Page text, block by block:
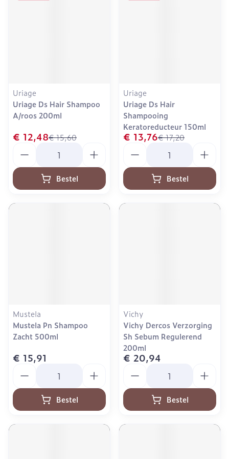
Uriage
Uriage Ds Hair Shampoo
A/roos 200ml
€ 15,60
€ 12,48
Bestel
Uriage
Uriage Ds Hair
Shampooing
Keratoreducteur 150ml
€ 17,20
€ 13,76
Bestel
Mustela
Mustela Pn Shampoo
Zacht 500ml
€ 15,91
Bestel
Vichy
Vichy Dercos Verzorging
Sh Sebum Regulerend
200ml
€ 20,94
Bestel